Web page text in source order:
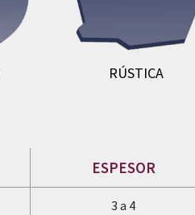
RÚSTICA
ESPESOR
3 a 4